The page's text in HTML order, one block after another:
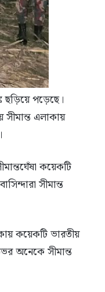
ছড়িয়ে পড়েছে।
এলাকায়
কয়েকটি
সীমান্ত
কয়েকটি ভারতীয়
অনেকে সীমান্ত